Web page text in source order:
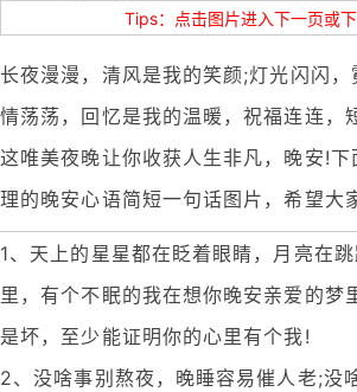
Tips：点击图片进入下一页或
长夜漫漫，清风是我的笑颜;灯光闪闪
情荡荡，回忆是我的温暖，祝福连连，
这唯美夜晚让你收获人生非凡，晚安!
理的晚安心语简短一句话图片，希望大
1、天上的星星都在眨着眼睛，月亮在
里，有个不眠的我在想你晚安亲爱的梦
是坏，至少能证明你的心里有个我!
2、没啥事别熬夜，晚睡容易催人老;没